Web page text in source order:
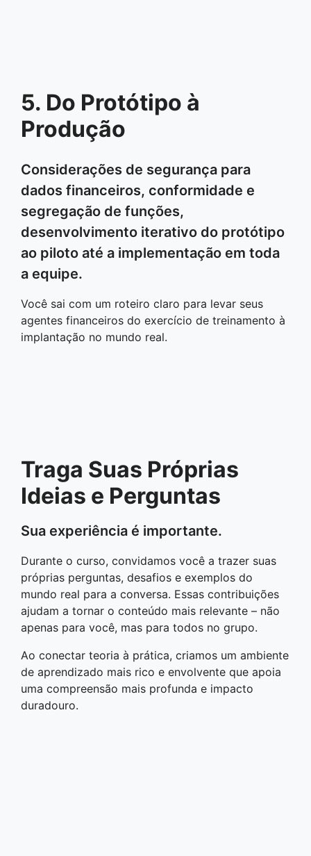
5. Do Protótipo à
Produção
Considerações de segurança para
dados financeiros, conformidade e
segregação de funções,
desenvolvimento iterativo do protótipo
ao piloto até a implementação em toda
a equipe.
Você sai com um roteiro claro para levar seus
agentes financeiros do exercício de treinamento à
implantação no mundo real.
Traga Suas Próprias
Ideias e Perguntas
Sua experiência é importante.
Durante o curso, convidamos você a trazer suas
próprias perguntas, desafios e exemplos do
mundo real para a conversa. Essas contribuições
ajudam a tornar o conteúdo mais relevante – não
apenas para você, mas para todos no grupo.
Ao conectar teoria à prática, criamos um ambiente
de aprendizado mais rico e envolvente que apoia
uma compreensão mais profunda e impacto
duradouro.